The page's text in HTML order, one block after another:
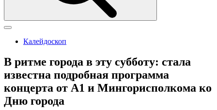
Калейдоскоп
В ритме города в эту субботу: стала
известна подробная программа
концерта от А1 и Мингорисполкома ко
Дню города